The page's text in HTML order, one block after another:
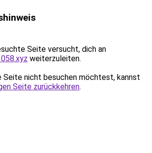
Seite versucht, dich an
weiterzuleiten.
Seite nicht besuchen möchtest, kannst
Seite zurückkehren.